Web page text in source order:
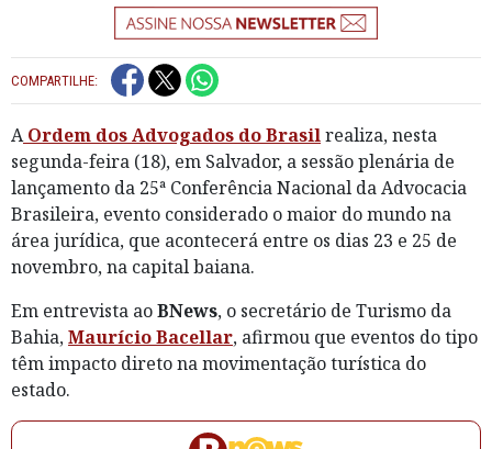
COMPARTILHE:
AOrdem dos Advogados do Brasilrealiza, nesta
segunda-feira (18), em Salvador, a sessão plenária de
lançamento da 25ª Conferência Nacional da Advocacia
Brasileira, evento considerado o maior do mundo na
área jurídica, que acontecerá entre os dias 23 e 25 de
novembro, na capital baiana.
Em entrevista aoBNews, o secretário de Turismo da
Bahia,Maurício Bacellar, afirmou que eventos do tipo
têm impacto direto na movimentação turística do
estado.